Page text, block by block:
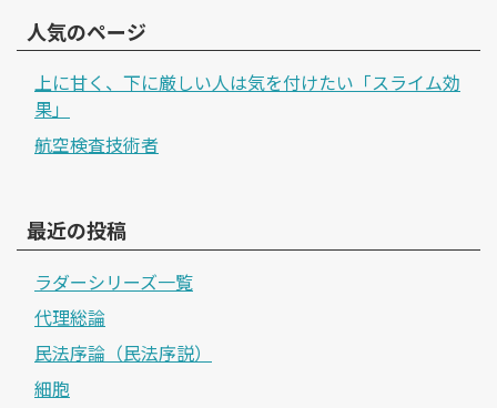
人気のページ
上に甘く、下に厳しい人は気を付けたい「スライム効
果」
航空検査技術者
最近の投稿
ラダーシリーズ一覧
代理総論
民法序論（民法序説）
細胞